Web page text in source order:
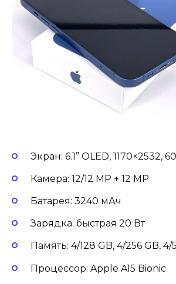
Экран: 6.1” OLED, 1170×2532,
Камера: 12/12 MP + 12 MP
Батарея: 3240 мАч
Зарядка: быстрая 20 Вт
Память: 4/128 GB, 4/256 GB, 4/
Процессор: Apple A15 Bionic